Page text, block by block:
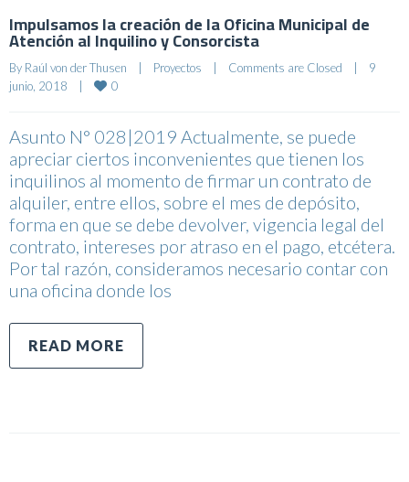
Impulsamos la creación de la Oficina Municipal de
Atención al Inquilino y Consorcista
By Raúl von der Thusen | Proyectos | Comments are Closed |
9
junio, 2018
| 0
Asunto N° 028|2019 Actualmente, se puede
apreciar ciertos inconvenientes que tienen los
inquilinos al momento de firmar un contrato de
alquiler, entre ellos, sobre el mes de depósito,
forma en que se debe devolver, vigencia legal del
contrato, intereses por atraso en el pago, etcétera.
Por tal razón, consideramos necesario contar con
una oficina donde los
READ MORE